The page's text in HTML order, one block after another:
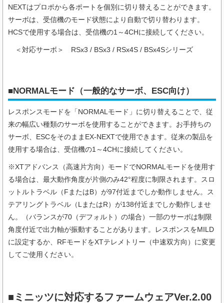
NEXTはプロポから各ポートを個別に切り替えることができます。
サーボは、受信機のモード状態により自動で切り替わります。
HCSで使用する場合は、受信機の1～4CHに接続してください。
＜対応サーボ＞ RSx3 / BSx3 / RSx4S / BSx4Sシリーズ
■NORMALモード（一般的なサーボ、ESC向け）
レスポンスモードを「NORMALモード」に切り替えることで、従
来の幅広い種類のサーボを使用することができます。お手持ちの
サーボ、ESCをそのままEX-NEXTで使用できます。従来の製品を
使用する場合は、受信機の1～4CHに接続してください。
※XTアドバンス（高速片方向）モードでNORMALモードを使用す
る場合は、最大動作角度が片側のみ42°程度に制限されます。スロ
ットルトラベル（FまたはB）が97付近までしか動作しません。ス
テアリングトラベル（LまたはR）が138付近までしか動作しませ
ん。（バランスが70（デフォルト）の場合）一部のサーボは制限
角度付近で出力軸が振動することがあります。レスポンスをMILD
に設定するか、RFモードをXTテレメトリー（中速双方向）に変更
してご使用ください。
■ミニッツに対応するファームウェアVer.2.00